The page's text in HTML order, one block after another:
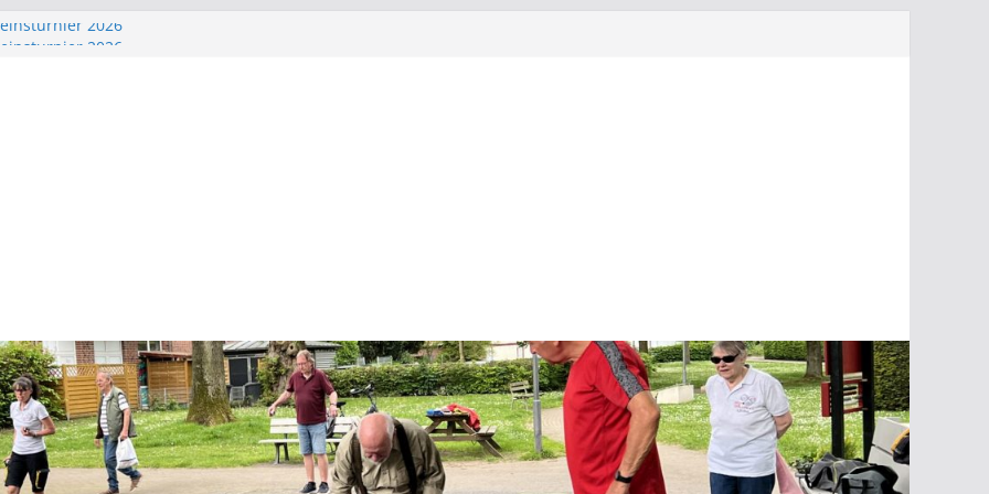
2026